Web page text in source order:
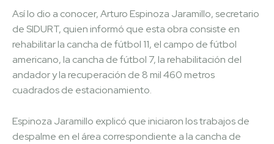
Así lo dio a conocer, Arturo Espinoza Jaramillo, secretario
de SIDURT, quien informó que esta obra consiste en
rehabilitar la cancha de fútbol 11, el campo de fútbol
americano, la cancha de fútbol 7, la rehabilitación del
andador y la recuperación de 8 mil 460 metros
cuadrados de estacionamiento.
Espinoza Jaramillo explicó que iniciaron los trabajos de
despalme en el área correspondiente a la cancha de